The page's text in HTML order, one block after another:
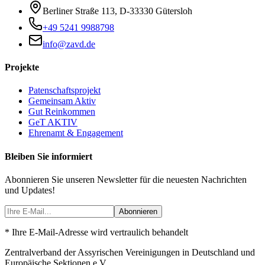
Berliner Straße 113, D-33330 Gütersloh
+49 5241 9988798
info@zavd.de
Projekte
Patenschaftsprojekt
Gemeinsam Aktiv
Gut Reinkommen
GeT AKTIV
Ehrenamt & Engagement
Bleiben Sie informiert
Abonnieren Sie unseren Newsletter für die neuesten Nachrichten
und Updates!
Abonnieren
* Ihre E-Mail-Adresse wird vertraulich behandelt
Zentralverband der Assyrischen Vereinigungen in Deutschland und
Europäische Sektionen e.V.